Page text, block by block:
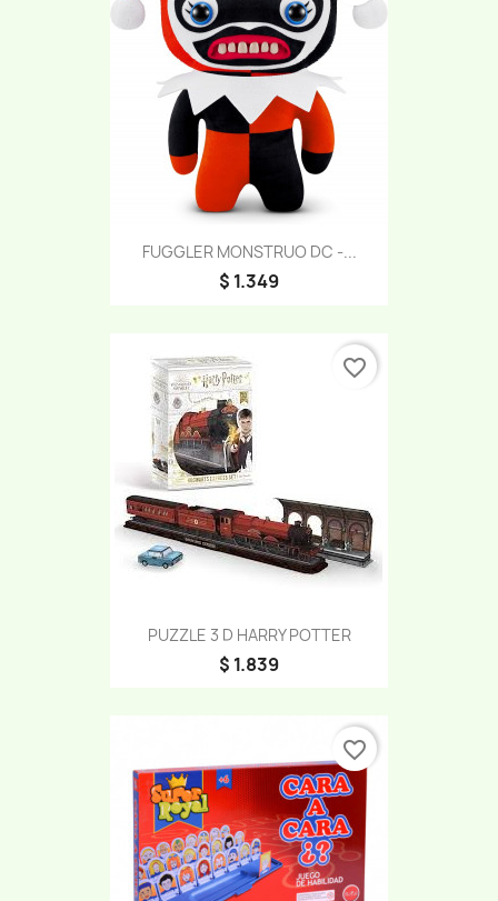
FUGGLER MONSTRUO DC -...
$ 1.349
PUZZLE 3 D HARRY POTTER
$ 1.839
favorite_border
favorite_border